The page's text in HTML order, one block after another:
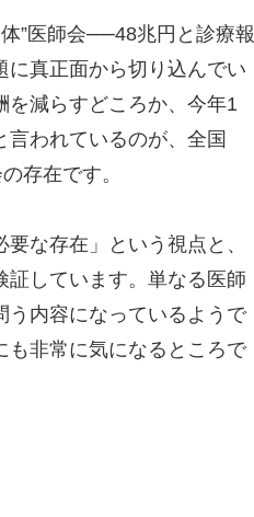
”医師会──48兆円と診療報
真正面から切り込んでい
を減らすどころか、今年1
われているのが、全国
存在です。
な存在」という視点と、
しています。単なる医師
う内容になっているようで
も非常に気になるところで